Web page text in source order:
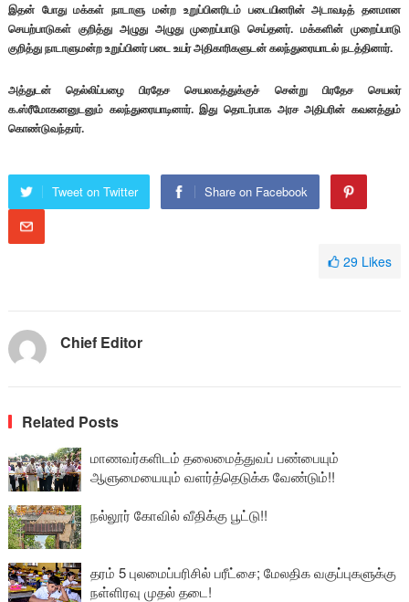
இதன் போது மக்கள் நாடாளு மன்ற உறுப்பினரிடம் படையினரின் அடாவடித் தனமான
செயற்பாடுகள் குறித்து அழுது அழுது முறைப்பாடு செய்தனர். மக்களின் முறைப்பாடு
குறித்து நாடாளுமன்ற உறுப்பினர் படை உயர் அதிகாரிகளுடன் கலந்துரையாடல் நடத்தினார்.
அத்துடன் தெல்லிப்பழை பிரதேச செயலகத்துக்குச் சென்று பிரதேச செயலர்
க.ஸ்ரீமோகனனுடனும் கலந்துரையாடினார். இது தொடர்பாக அரச அதிபரின் கவனத்தும்
கொண்டுவந்தார்.
Tweet on Twitter Share on Facebook
29 Likes
Chief Editor
Related Posts
மாணவர்களிடம் தலைமைத்துவப் பண்பையும்
ஆளுமையையும் வளர்த்தெடுக்க வேண்டும்!!
நல்லூர் கோவில் வீதிக்கு பூட்டு!!
தரம் 5 புலமைப்பரிசில் பரீட்சை; மேலதிக வகுப்புகளுக்கு
நள்ளிரவு முதல் தடை!